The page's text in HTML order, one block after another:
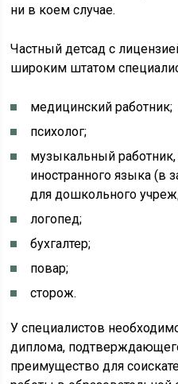
ни в коем случае.
Частный детсад с
широким штатом
медицинский работник;
психолог;
музыкальный работник,
иностранного языка (в
для дошкольного
логопед;
бухгалтер;
повар;
сторож.
У специалистов
диплома,
преимущество для